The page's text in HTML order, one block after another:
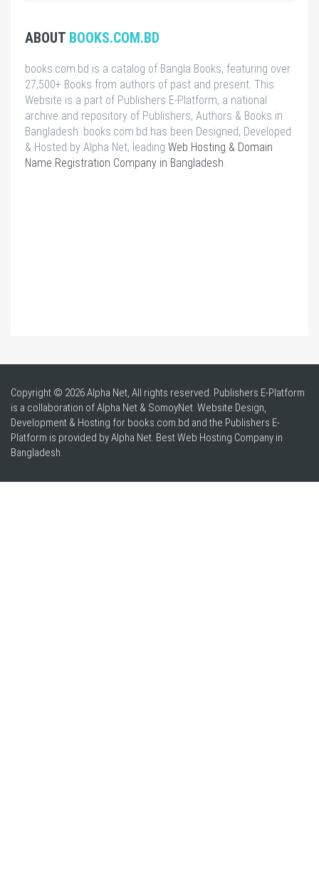
ABOUT BOOKS.COM.BD
books.com.bd is a catalog of Bangla Books, featuring over
27,500+ Books from authors of past and present. This
Website is a part of Publishers E-Platform, a national
archive and repository of Publishers, Authors & Books in
Bangladesh. books.com.bd has been Designed, Developed
& Hosted by Alpha Net, leading Web Hosting & Domain
Name Registration Company in Bangladesh
Copyright © 2026 Alpha Net, All rights reserved. Publishers E-Platform
is a collaboration of Alpha Net & SomoyNet. Website Design,
Development & Hosting for books.com.bd and the Publishers E-
Platform is provided by Alpha Net. BestWeb Hosting Company in
Bangladesh.